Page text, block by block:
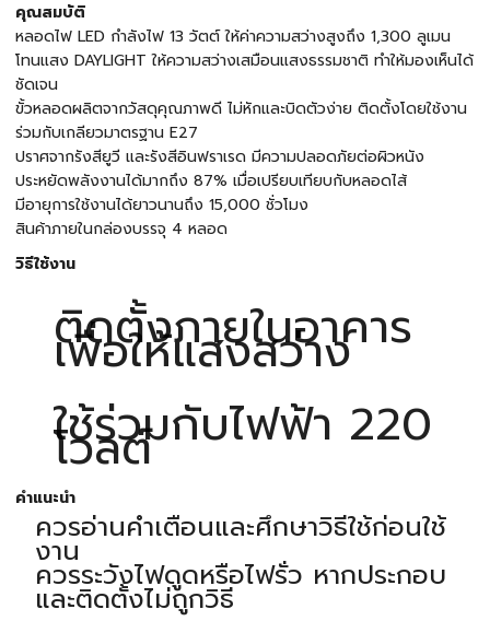
คุณสมบัติ
หลอดไฟ LED กำลังไฟ 13 วัตต์ ให้ค่าความสว่างสูงถึง 1,300 ลูเมน
โทนแสง DAYLIGHT ให้ความสว่างเสมือนแสงธรรมชาติ ทำให้มองเห็นได้
ชัดเจน
ขั้วหลอดผลิตจากวัสดุคุณภาพดี ไม่หักและบิดตัวง่าย ติดตั้งโดยใช้งาน
ร่วมกับเกลียวมาตรฐาน E27
ปราศจากรังสียูวี และรังสีอินฟราเรด มีความปลอดภัยต่อผิวหนัง
ประหยัดพลังงานได้มากถึง 87% เมื่อเปรียบเทียบกับหลอดไส้
มีอายุการใช้งานได้ยาวนานถึง 15,000 ชั่วโมง
สินค้าภายในกล่องบรรจุ 4 หลอด
วิธีใช้งาน
ติดตั้งภายในอาคาร
เพื่อให้แสงสว่าง
ใช้ร่วมกับไฟฟ้า 220
โวลต์
คำแนะนำ
ควรอ่านคำเตือนและศึกษาวิธีใช้ก่อนใช้
งาน
ควรระวังไฟดูดหรือไฟรั่ว หากประกอบ
และติดตั้งไม่ถูกวิธี